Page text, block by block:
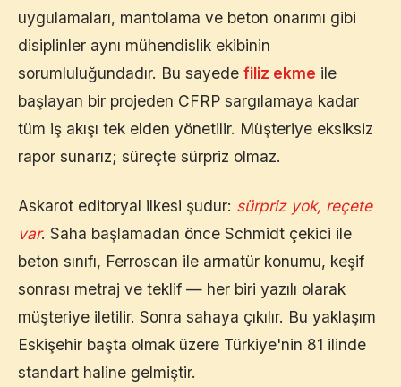
uygulamaları, mantolama ve beton onarımı gibi
disiplinler aynı mühendislik ekibinin
sorumluluğundadır. Bu sayede filiz ekme ile
başlayan bir projeden CFRP sargılamaya kadar
tüm iş akışı tek elden yönetilir. Müşteriye eksiksiz
rapor sunarız; süreçte sürpriz olmaz.
Askarot editoryal ilkesi şudur: sürpriz yok, reçete
var. Saha başlamadan önce Schmidt çekici ile
beton sınıfı, Ferroscan ile armatür konumu, keşif
sonrası metraj ve teklif — her biri yazılı olarak
müşteriye iletilir. Sonra sahaya çıkılır. Bu yaklaşım
Eskişehir başta olmak üzere Türkiye'nin 81 ilinde
standart haline gelmiştir.